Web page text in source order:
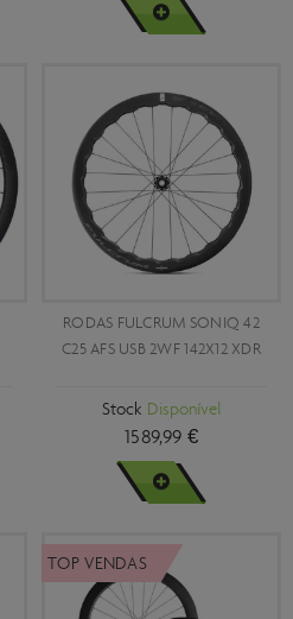
VER MAIS
RODAS FULCRUM SONIQ 42
C25 AFS USB 2WF 142X12 XDR
Stock Disponível
1589,99 €
VER MAIS
TOP VENDAS